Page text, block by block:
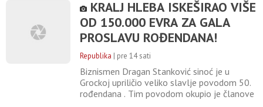
grad na tretman noktiju, gde je već počela
da se oseća loše, ali je u tom trenutku
pomislila da je reč samo o običnom umoru i
pospanosti
KRALJ HLEBA ISKEŠIRAO VIŠE
OD 150.000 EVRA ZA GALA
PROSLAVU ROĐENDANA!
Dragan Stanković priredio
spektakl u Grockoj - harfa,
kristali i zlatni detalji u prvom
planu!
Republika | pre 14 sati
Biznismen Dragan Stanković sinoć je u
Grockoj upriličio veliko slavlje povodom 50.
rođendana . Tim povodom okupio je članove